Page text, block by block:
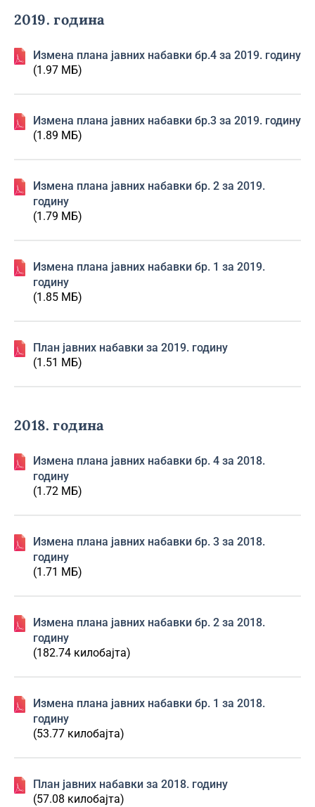
2019. година
Измена плана јавних набавки бр.4 за 2019. годину
(1.97 МБ)
Измена плана јавних набавки бр.3 за 2019. годину
(1.89 МБ)
Изменa плана јавних набавки бр. 2 за 2019.
годину
(1.79 МБ)
Изменa плана јавних набавки бр. 1 за 2019.
годину
(1.85 МБ)
План јавних набавки за 2019. годину
(1.51 МБ)
2018. година
Изменa плана јавних набавки бр. 4 за 2018.
годину
(1.72 МБ)
Изменa плана јавних набавки бр. 3 за 2018.
годину
(1.71 МБ)
Изменa плана јавних набавки бр. 2 за 2018.
годину
(182.74 килобајта)
Изменa плана јавних набавки бр. 1 за 2018.
годину
(53.77 килобајта)
План јавних набавки за 2018. годину
(57.08 килобајта)